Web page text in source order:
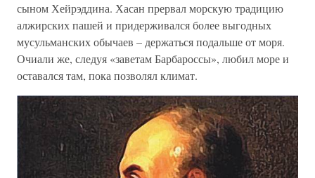
сыном Хейрэддина. Хасан прервал морскую традицию
алжирских пашей и придерживался более выгодных
мусульманских обычаев – держаться подальше от моря.
Очиали же, следуя «заветам Барбароссы», любил море и
оставался там, пока позволял климат.